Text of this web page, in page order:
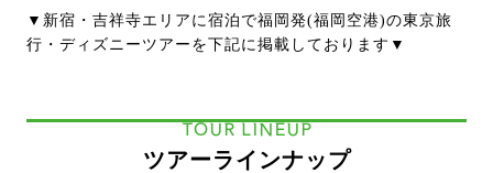
▼新宿・吉祥寺エリアに宿泊で福岡発(福岡空港)の東京旅
行・ディズニーツアーを下記に掲載しております▼
TOUR LINEUP
ツアーラインナップ